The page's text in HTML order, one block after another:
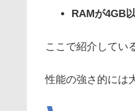
RAMが4GB
ここで紹介してい
性能の強さ的には